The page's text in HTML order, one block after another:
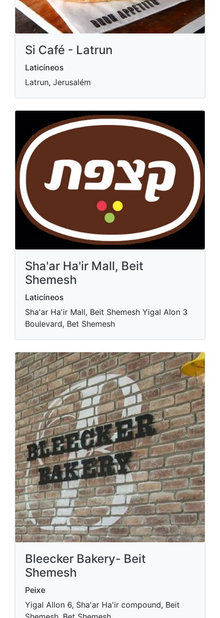
Si Café - Latrun
Laticíneos
Latrun, Jerusalém
Sha'ar Ha'ir Mall, Beit
Shemesh
Laticíneos
Sha'ar Ha'ir Mall, Beit Shemesh Yigal Alon 3
Boulevard, Bet Shemesh
Bleecker Bakery- Beit
Shemesh
Peixe
Yigal Allon 6, Sha'ar Ha'ir compound, Beit